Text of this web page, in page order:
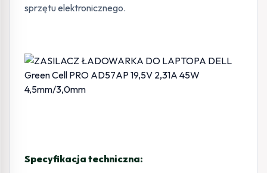
sprzętu elektronicznego.
Specyfikacja techniczna: